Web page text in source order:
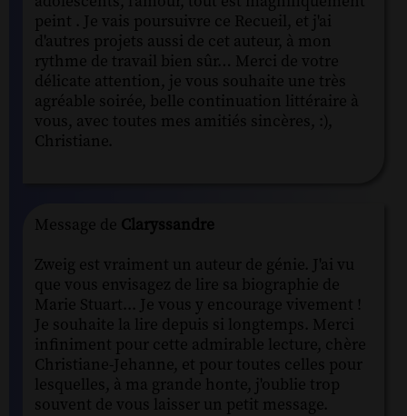
peint . Je vais poursuivre ce Recueil, et j'ai
d'autres projets aussi de cet auteur, à mon
rythme de travail bien sûr… Merci de votre
délicate attention, je vous souhaite une très
agréable soirée, belle continuation littéraire à
vous, avec toutes mes amitiés sincères, :),
Christiane.
Message de Claryssandre
Zweig est vraiment un auteur de génie. J'ai vu
que vous envisagez de lire sa biographie de
Marie Stuart... Je vous y encourage vivement !
Je souhaite la lire depuis si longtemps. Merci
infiniment pour cette admirable lecture, chère
Christiane-Jehanne, et pour toutes celles pour
lesquelles, à ma grande honte, j'oublie trop
souvent de vous laisser un petit message.